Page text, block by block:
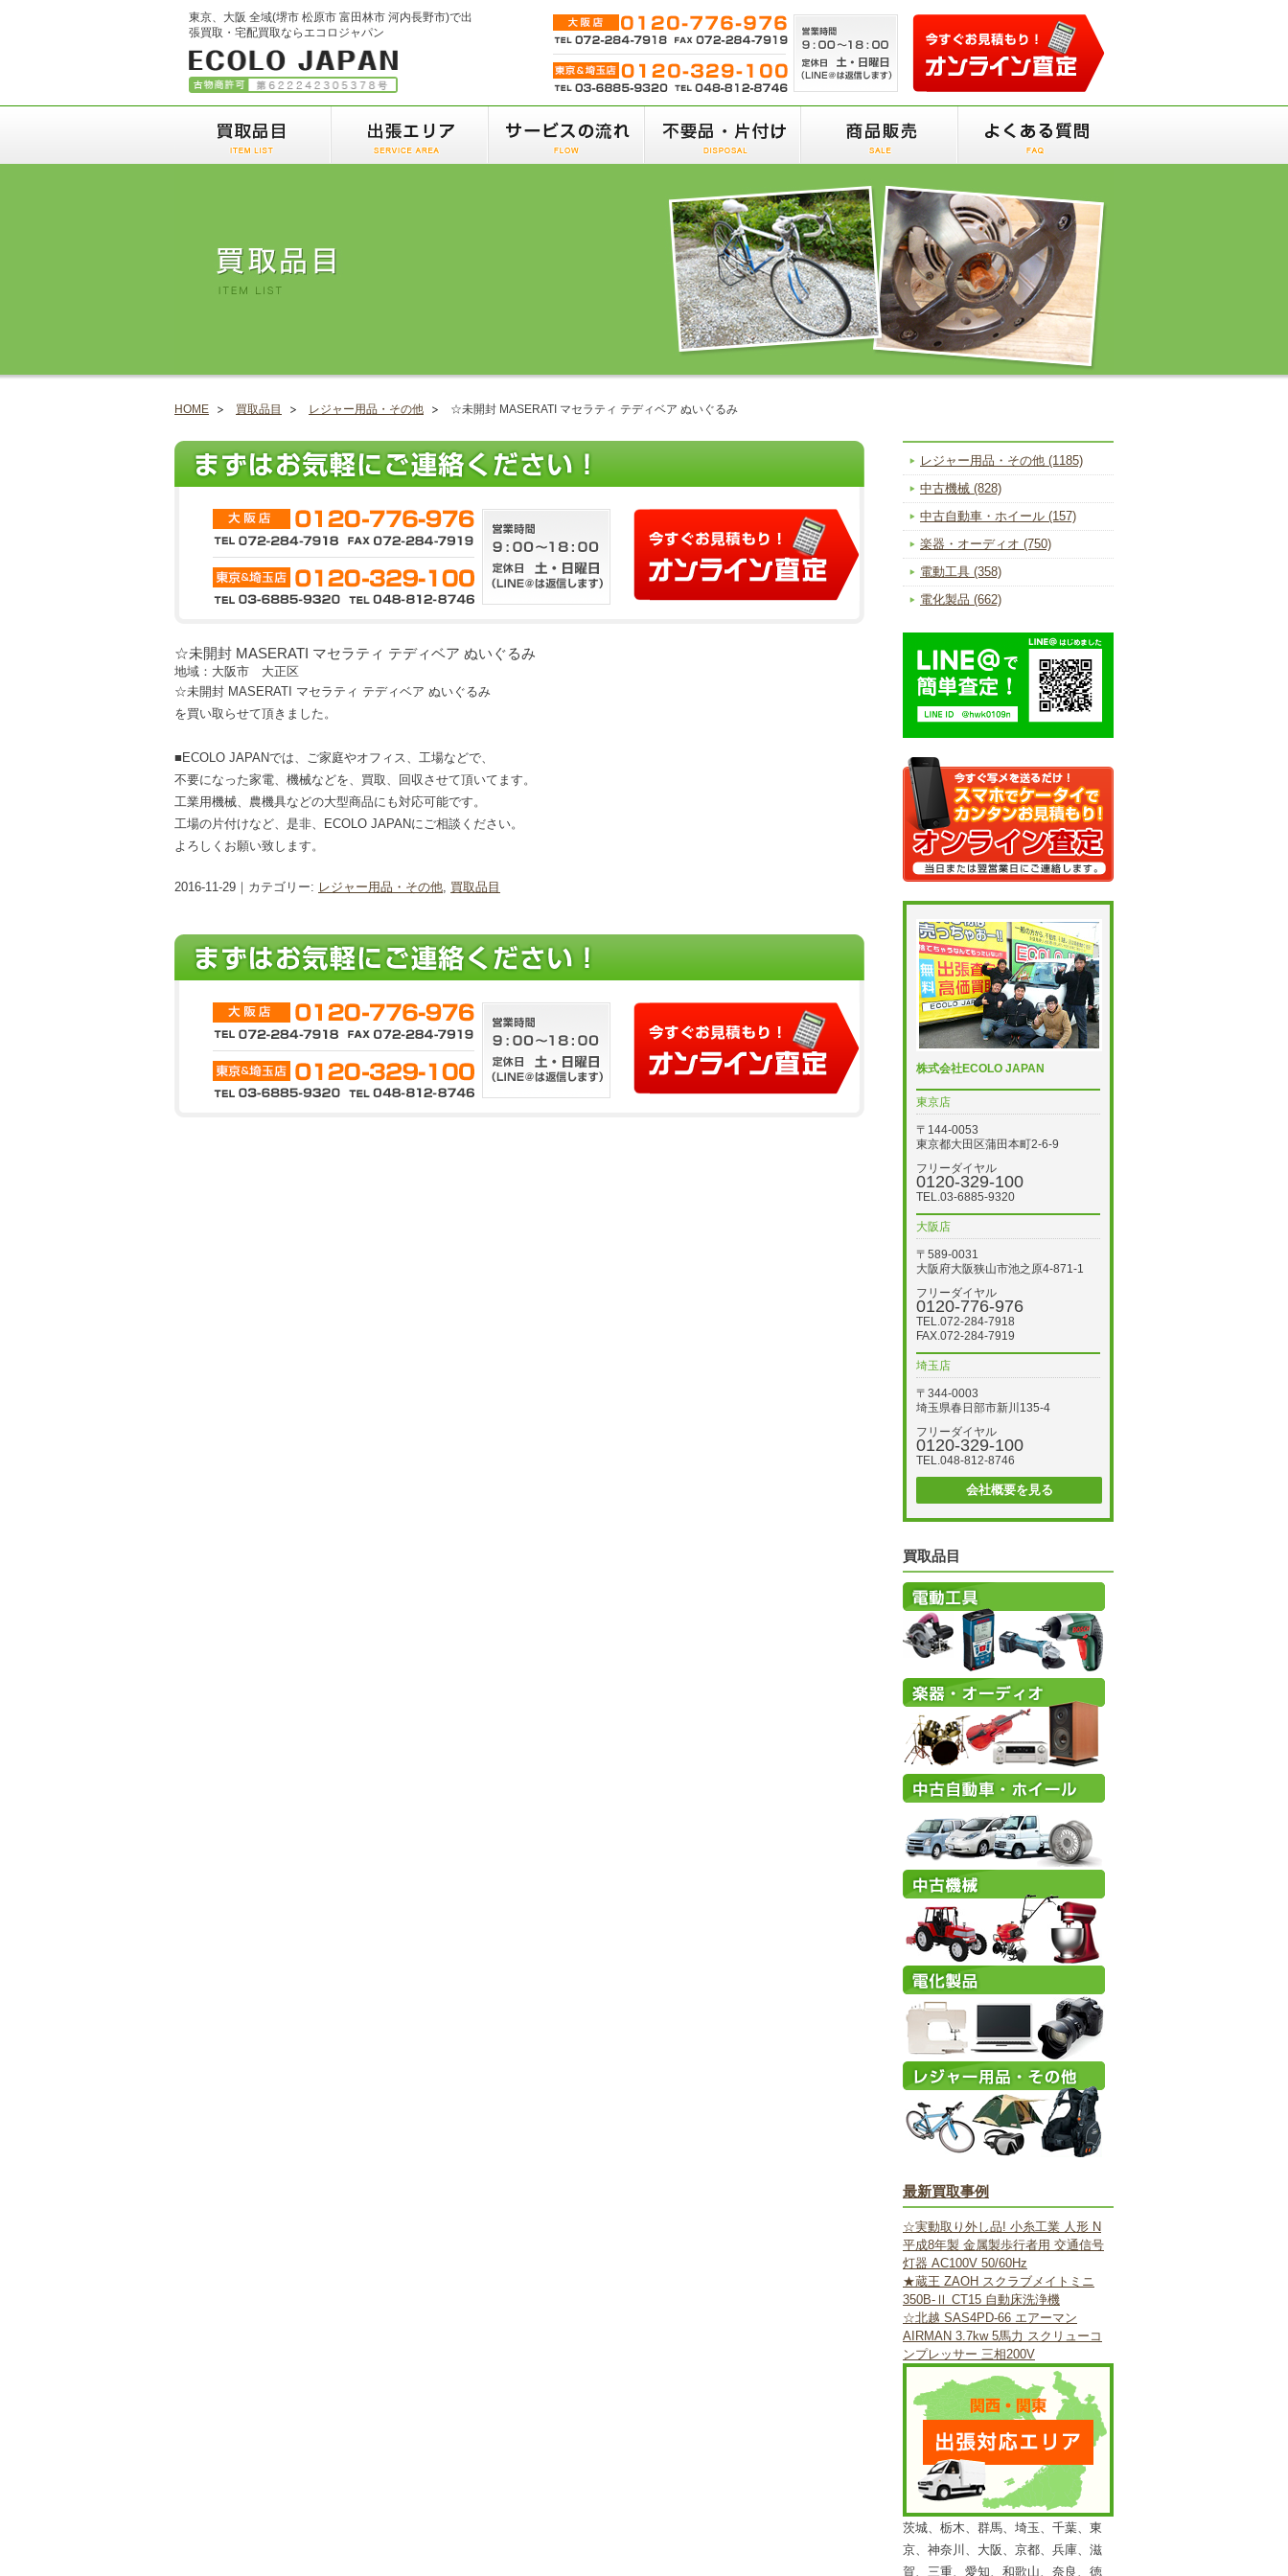
東京、大阪 全域(堺市 松原市 富田林市 河内長野市)で出
張買取・宅配買取ならエコロジャパン
HOME 買取品目 レジャー用品・その他 ☆未開封 MASERATI マセラティ テディベア ぬいぐるみ
☆未開封 MASERATI マセラティ テディベア ぬいぐるみ
地域：大阪市 大正区
☆未開封 MASERATI マセラティ テディベア ぬいぐるみ
を買い取らせて頂きました。
■ECOLO JAPANでは、ご家庭やオフィス、工場などで、
不要になった家電、機械などを、買取、回収させて頂いてます。
工業用機械、農機具などの大型商品にも対応可能です。
工場の片付けなど、是非、ECOLO JAPANにご相談ください。
よろしくお願い致します。
2016-11-29｜カテゴリー: レジャー用品・その他, 買取品目
レジャー用品・その他 (1185)
中古機械 (828)
中古自動車・ホイール (157)
楽器・オーディオ (750)
電動工具 (358)
電化製品 (662)
株式会社ECOLO JAPAN
東京店
〒144-0053
東京都大田区蒲田本町2-6-9
フリーダイヤル
0120-329-100
TEL.03-6885-9320
大阪店
〒589-0031
大阪府大阪狭山市池之原4-871-1
フリーダイヤル
0120-776-976
TEL.072-284-7918
FAX.072-284-7919
埼玉店
〒344-0003
埼玉県春日部市新川135-4
フリーダイヤル
0120-329-100
TEL.048-812-8746
会社概要を見る
買取品目
最新買取事例
☆実動取り外し品! 小糸工業 人形 N
平成8年製 金属製歩行者用 交通信号
灯器 AC100V 50/60Hz
★蔵王 ZAOH スクラブメイトミニ
350B-Ⅱ CT15 自動床洗浄機
☆北越 SAS4PD-66 エアーマン
AIRMAN 3.7kw 5馬力 スクリューコ
ンプレッサー 三相200V
茨城、栃木、群馬、埼玉、千葉、東
京、神奈川、大阪、京都、兵庫、滋
賀、三重、愛知、和歌山、奈良、徳